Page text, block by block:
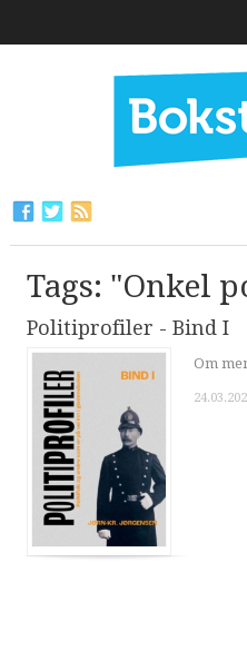
Tags: "Onkel
Politiprofiler - Bind I
Om